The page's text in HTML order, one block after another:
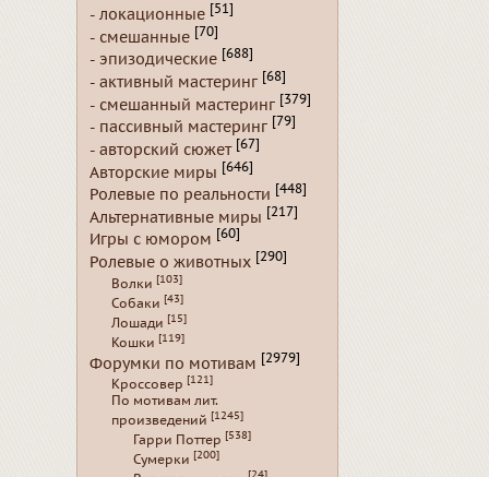
- локационные [51]
- смешанные [70]
- эпизодические [688]
- активный мастеринг [68]
- смешанный мастеринг [379]
- пассивный мастеринг [79]
- авторский сюжет [67]
Авторские миры [646]
Ролевые по реальности [448]
Альтернативные миры [217]
Игры с юмором [60]
Ролевые о животных [290]
Волки [103]
Собаки [43]
Лошади [15]
Кошки [119]
Форумки по мотивам [2979]
Кроссовер [121]
По мотивам лит.
произведений [1245]
Гарри Поттер [538]
Сумерки [200]